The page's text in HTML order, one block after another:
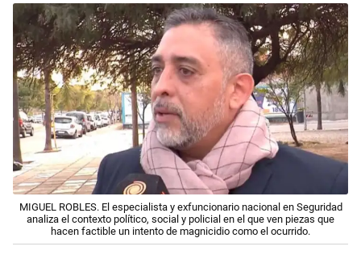
MIGUEL ROBLES. El especialista y exfuncionario nacional en Seguridad
analiza el contexto político, social y policial en el que ven piezas que
hacen factible un intento de magnicidio como el ocurrido.